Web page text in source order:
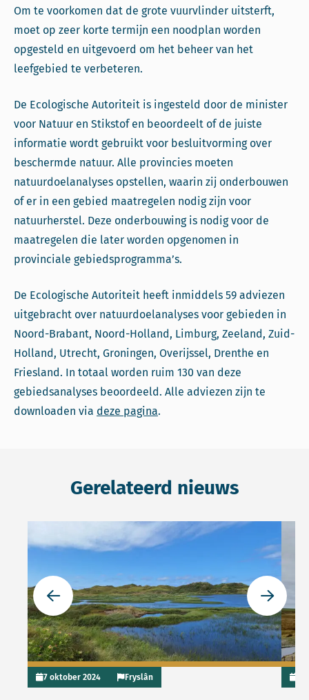
Om te voorkomen dat de grote vuurvlinder uitsterft,
moet op zeer korte termijn een noodplan worden
opgesteld en uitgevoerd om het beheer van het
leefgebied te verbeteren.
De Ecologische Autoriteit is ingesteld door de minister
voor Natuur en Stikstof en beoordeelt of de juiste
informatie wordt gebruikt voor besluitvorming over
beschermde natuur. Alle provincies moeten
natuurdoelanalyses opstellen, waarin zij onderbouwen
of er in een gebied maatregelen nodig zijn voor
natuurherstel. Deze onderbouwing is nodig voor de
maatregelen die later worden opgenomen in
provinciale gebiedsprogramma’s.
De Ecologische Autoriteit heeft inmiddels 59 adviezen
uitgebracht over natuurdoelanalyses voor gebieden in
Noord-Brabant, Noord-Holland, Limburg, Zeeland, Zuid-
Holland, Utrecht, Groningen, Overijssel, Drenthe en
Friesland. In totaal worden ruim 130 van deze
gebiedsanalyses beoordeeld. Alle adviezen zijn te
downloaden via deze pagina.
Gerelateerd nieuws
7 oktober 2024 Fryslân
Lees meer over Oprukkende stikstofminnende
Ga
Ga naar de vorige slide